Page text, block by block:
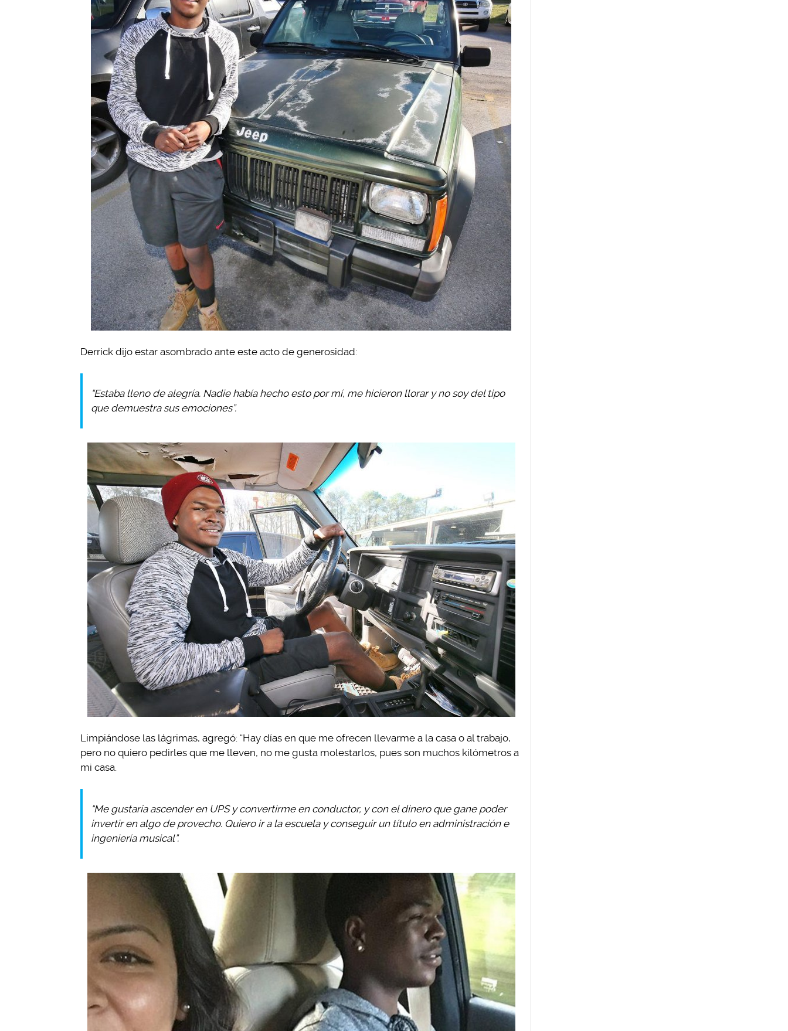
Derrick dijo estar asombrado ante este acto de generosidad:
“Estaba lleno de alegría. Nadie había hecho esto por mí, me hicieron llorar y no soy del tipo
que demuestra sus emociones”.
Limpiándose las lágrimas, agregó: “Hay días en que me ofrecen llevarme a la casa o al trabajo,
pero no quiero pedirles que me lleven, no me gusta molestarlos, pues son muchos kilómetros a
mi casa.
“Me gustaría ascender en UPS y convertirme en conductor, y con el dinero que gane poder
invertir en algo de provecho. Quiero ir a la escuela y conseguir un título en administración e
ingeniería musical”.